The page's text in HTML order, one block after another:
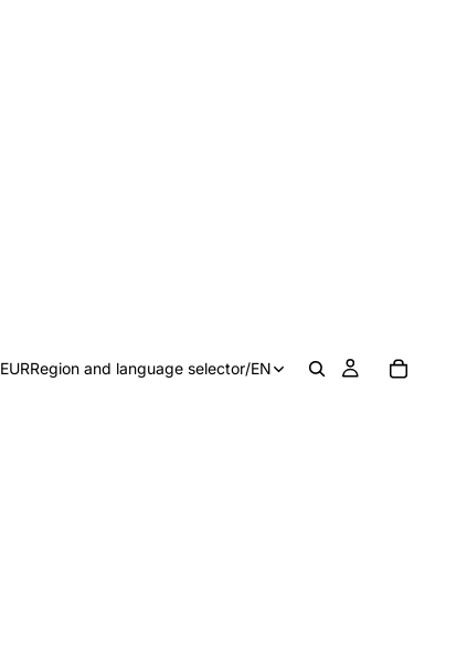
EURRegion and language selector/EN